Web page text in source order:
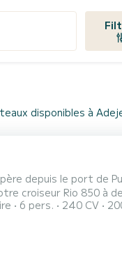
disponibles à
depuis le port de
croiseur Rio 850
qui offrent un abri
nombreux sièges
6 pers. 240 CV